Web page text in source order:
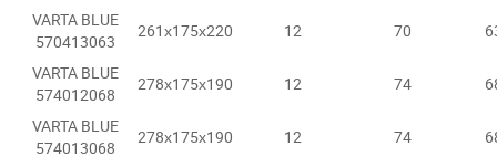
VARTA BLUE
570413063
261х175х220 12 70
VARTA BLUE
574012068
278х175х190 12 74
VARTA BLUE
574013068
278х175х190 12 74